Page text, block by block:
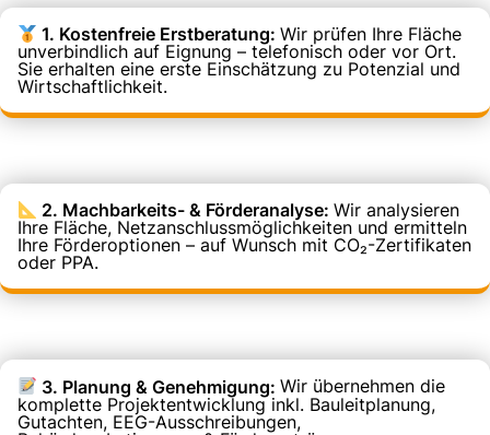
1. Kostenfreie Erstberatung:Wir prüfen Ihre Fläche
unverbindlich auf Eignung – telefonisch oder vor Ort.
Sie erhalten eine erste Einschätzung zu Potenzial und
Wirtschaftlichkeit.
2. Machbarkeits- & Förderanalyse:Wir analysieren
Ihre Fläche, Netzanschlussmöglichkeiten und ermitteln
Ihre Förderoptionen – auf Wunsch mit CO₂-Zertifikaten
oder PPA.
3. Planung & Genehmigung:Wir übernehmen die
komplette Projektentwicklung inkl. Bauleitplanung,
Gutachten, EEG-Ausschreibungen,